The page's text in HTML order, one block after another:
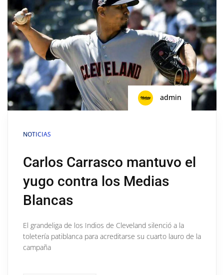
admin
NOTICIAS
Carlos Carrasco mantuvo el
yugo contra los Medias
Blancas
El grandeliga de los Indios de Cleveland silenció a la
toletería patiblanca para acreditarse su cuarto lauro de la
campaña